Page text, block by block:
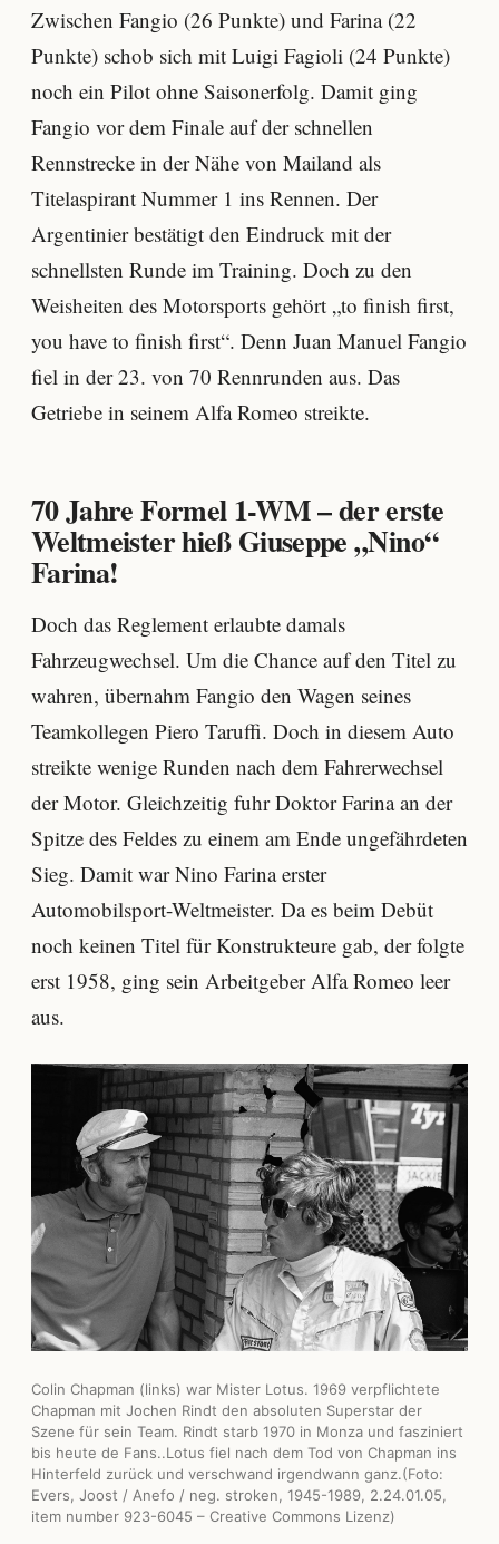
Zwischen Fangio (26 Punkte) und Farina (22
Punkte) schob sich mit Luigi Fagioli (24 Punkte)
noch ein Pilot ohne Saisonerfolg. Damit ging
Fangio vor dem Finale auf der schnellen
Rennstrecke in der Nähe von Mailand als
Titelaspirant Nummer 1 ins Rennen. Der
Argentinier bestätigt den Eindruck mit der
schnellsten Runde im Training. Doch zu den
Weisheiten des Motorsports gehört „to finish first,
you have to finish first“. Denn Juan Manuel Fangio
fiel in der 23. von 70 Rennrunden aus. Das
Getriebe in seinem Alfa Romeo streikte.
70 Jahre Formel 1-WM – der erste
Weltmeister hieß Giuseppe „Nino“
Farina!
Doch das Reglement erlaubte damals
Fahrzeugwechsel. Um die Chance auf den Titel zu
wahren, übernahm Fangio den Wagen seines
Teamkollegen Piero Taruffi. Doch in diesem Auto
streikte wenige Runden nach dem Fahrerwechsel
der Motor. Gleichzeitig fuhr Doktor Farina an der
Spitze des Feldes zu einem am Ende ungefährdeten
Sieg. Damit war Nino Farina erster
Automobilsport-Weltmeister. Da es beim Debüt
noch keinen Titel für Konstrukteure gab, der folgte
erst 1958, ging sein Arbeitgeber Alfa Romeo leer
aus.
Colin Chapman (links) war Mister Lotus. 1969 verpflichtete
Chapman mit Jochen Rindt den absoluten Superstar der
Szene für sein Team. Rindt starb 1970 in Monza und fasziniert
bis heute de Fans..Lotus fiel nach dem Tod von Chapman ins
Hinterfeld zurück und verschwand irgendwann ganz.(Foto:
Evers, Joost / Anefo / neg. stroken, 1945-1989, 2.24.01.05,
item number 923-6045 – Creative Commons Lizenz)